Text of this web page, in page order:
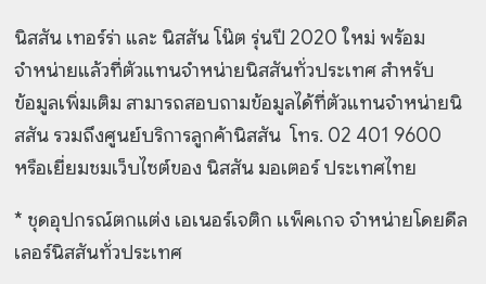
นิสสัน เทอร์ร่า และ นิสสัน โน๊ต รุ่นปี 2020 ใหม่ พร้อม
จำหน่ายแล้วที่ตัวแทนจำหน่ายนิสสันทั่วประเทศ สำหรับ
ข้อมูลเพิ่มเติม สามารถสอบถามข้อมูลได้ที่ตัวแทนจำหน่ายนิ
สสัน รวมถึงศูนย์บริการลูกค้านิสสัน โทร. 02 401 9600
หรือเยี่ยมชมเว็บไซต์ของ นิสสัน มอเตอร์ ประเทศไทย
* ชุดอุปกรณ์ตกแต่ง เอเนอร์เจติก เเพ็คเกจ จำหน่ายโดยดีล
เลอร์นิสสันทั่วประเทศ